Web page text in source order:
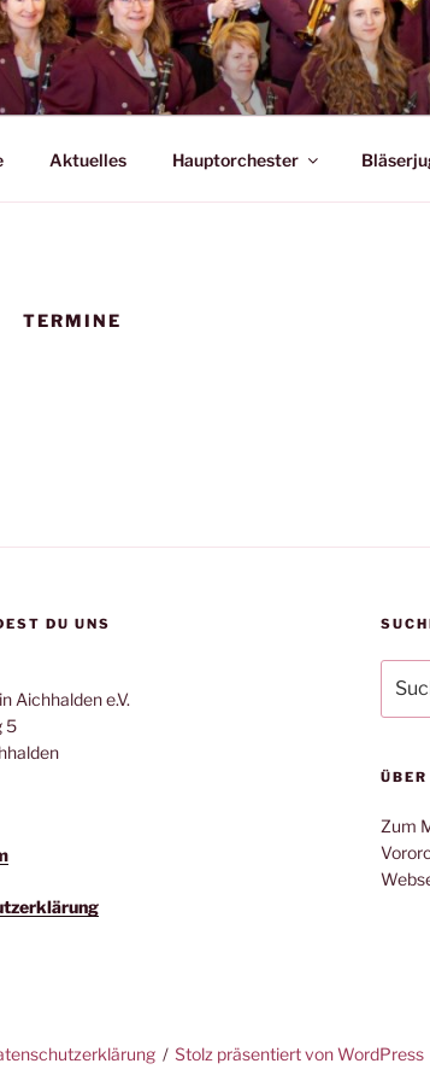
Aktuelles Hauptorchester
TERMINE
DU UNS
Aichhalden e.V.
5
nach:
Zum
Stolz präsentiert von WordPress